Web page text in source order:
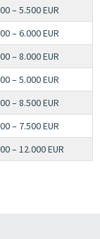
– 5.500 EUR
– 6.000 EUR
– 8.000 EUR
– 5.000 EUR
– 8.500 EUR
– 7.500 EUR
– 12.000 EUR